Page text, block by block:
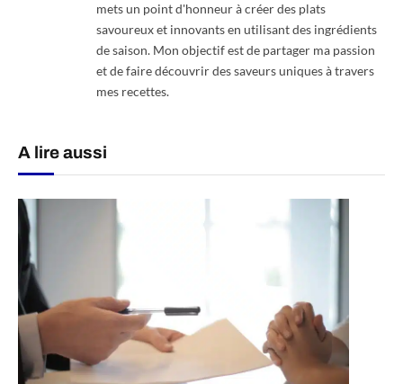
mets un point d'honneur à créer des plats
savoureux et innovants en utilisant des ingrédients
de saison. Mon objectif est de partager ma passion
et de faire découvrir des saveurs uniques à travers
mes recettes.
A lire aussi